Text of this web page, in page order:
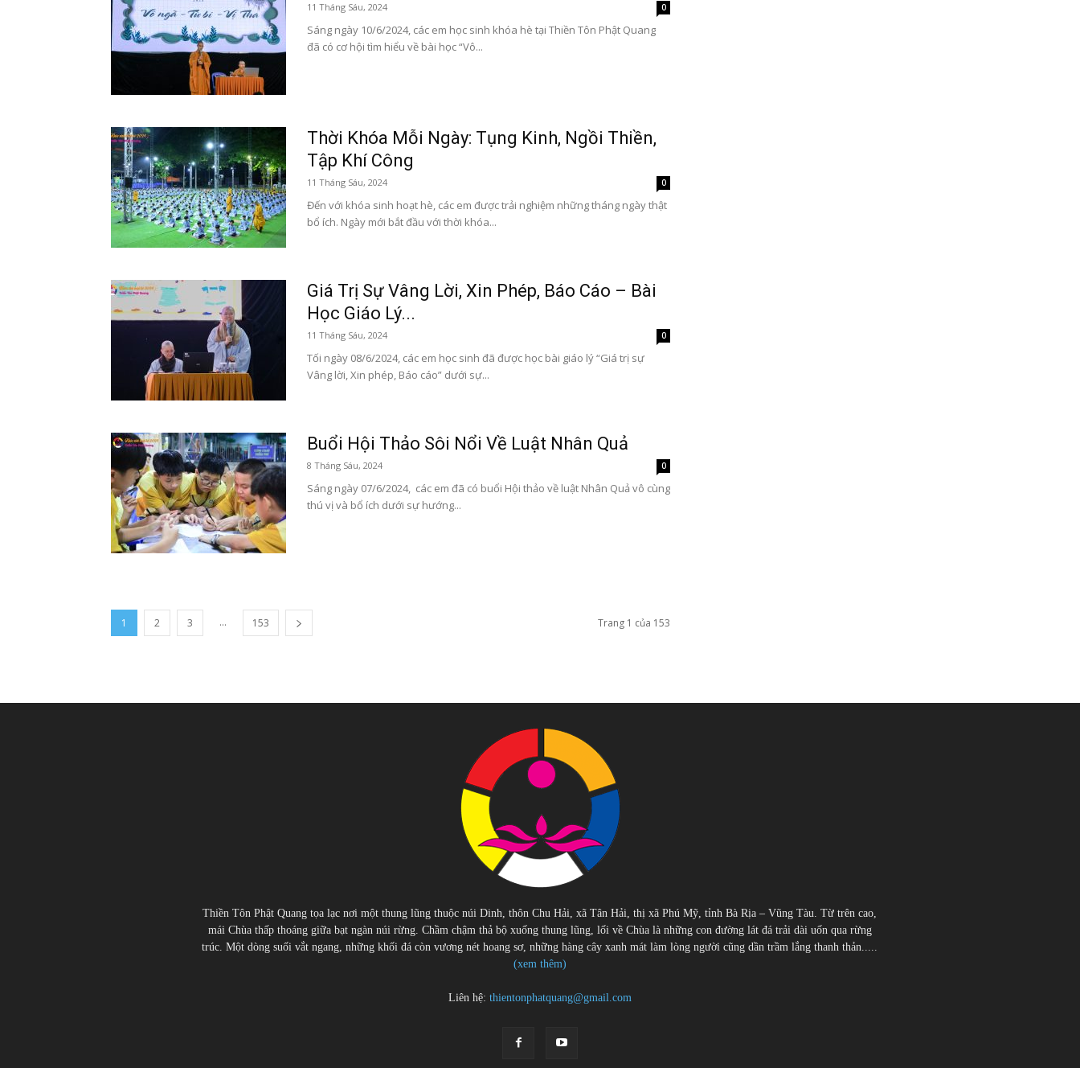
11 Tháng Sáu, 2024 0
Sáng ngày 10/6/2024, các em học sinh khóa hè tại Thiền Tôn Phật Quang
đã có cơ hội tìm hiểu về bài học “Vô...
Thời Khóa Mỗi Ngày: Tụng Kinh, Ngồi Thiền,
Tập Khí Công
11 Tháng Sáu, 2024 0
Đến với khóa sinh hoạt hè, các em được trải nghiệm những tháng ngày thật
bổ ích. Ngày mới bắt đầu với thời khóa...
Giá Trị Sự Vâng Lời, Xin Phép, Báo Cáo – Bài
Học Giáo Lý...
11 Tháng Sáu, 2024 0
Tối ngày 08/6/2024, các em học sinh đã được học bài giáo lý “Giá trị sự
Vâng lời, Xin phép, Báo cáo” dưới sự...
Buổi Hội Thảo Sôi Nổi Về Luật Nhân Quả
8 Tháng Sáu, 2024 0
Sáng ngày 07/6/2024, các em đã có buổi Hội thảo về luật Nhân Quả vô cùng
thú vị và bổ ích dưới sự hướng...
1 2 3 ... 153 Trang 1 của 153
Thiền Tôn Phật Quang tọa lạc nơi một thung lũng thuộc núi Dinh, thôn Chu Hải, xã Tân Hải, thị xã Phú Mỹ, tỉnh Bà Rịa – Vũng Tàu. Từ trên cao,
mái Chùa thấp thoáng giữa bạt ngàn núi rừng. Chầm chậm thả bộ xuống thung lũng, lối về Chùa là những con đường lát đá trải dài uốn qua rừng
trúc. Một dòng suối vắt ngang, những khối đá còn vương nét hoang sơ, những hàng cây xanh mát làm lòng người cũng dần trầm lắng thanh thản.....
(xem thêm)
Liên hệ: thientonphatquang@gmail.com